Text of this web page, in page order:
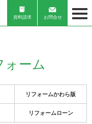
資料請求 お問合せ
ォーム
リフォームかわら版
リフォームローン